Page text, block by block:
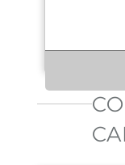
Av. 5 de
Armada